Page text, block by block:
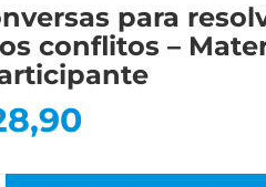
para
conflitos –